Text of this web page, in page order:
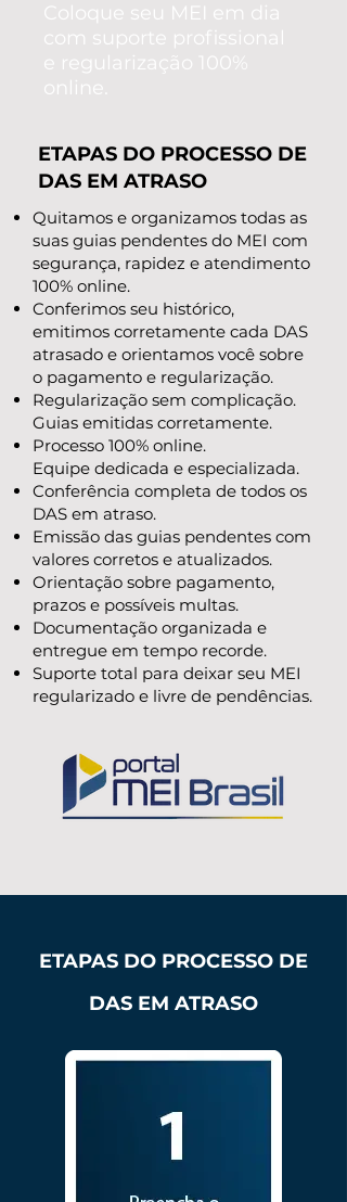
Coloque seu MEI em dia
com suporte profissional
e regularização 100%
online.
ETAPAS DO PROCESSO DE
DAS EM ATRASO
Quitamos e organizamos todas as
suas guias pendentes do MEI com
segurança, rapidez e atendimento
100% online.
Conferimos seu histórico,
emitimos corretamente cada DAS
atrasado e orientamos você sobre
o pagamento e regularização.
Regularização sem complicação.
Guias emitidas corretamente.
Processo 100% online.
Equipe dedicada e especializada.
Conferência completa de todos os
DAS em atraso.
Emissão das guias pendentes com
valores corretos e atualizados.
Orientação sobre pagamento,
prazos e possíveis multas.
Documentação organizada e
entregue em tempo recorde.
Suporte total para deixar seu MEI
regularizado e livre de pendências.
ETAPAS DO PROCESSO DE
DAS EM ATRASO